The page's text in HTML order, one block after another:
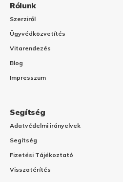
Rólunk
Szerziről
Ügyvédközvetítés
Vitarendezés
Blog
Impresszum
Segítség
Adatvédelmi irányelvek
Segítség
Fizetési Tájékoztató
Visszatérítés